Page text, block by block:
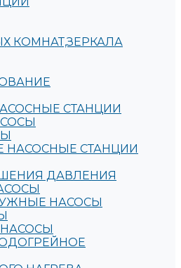
КОМНАТ,ЗЕРКАЛА
СТАНЦИИ
СТАНЦИИ
ДАВЛЕНИЯ
НАСОСЫ